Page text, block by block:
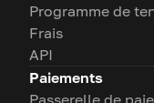
Programme de
Frais
API
Paiements